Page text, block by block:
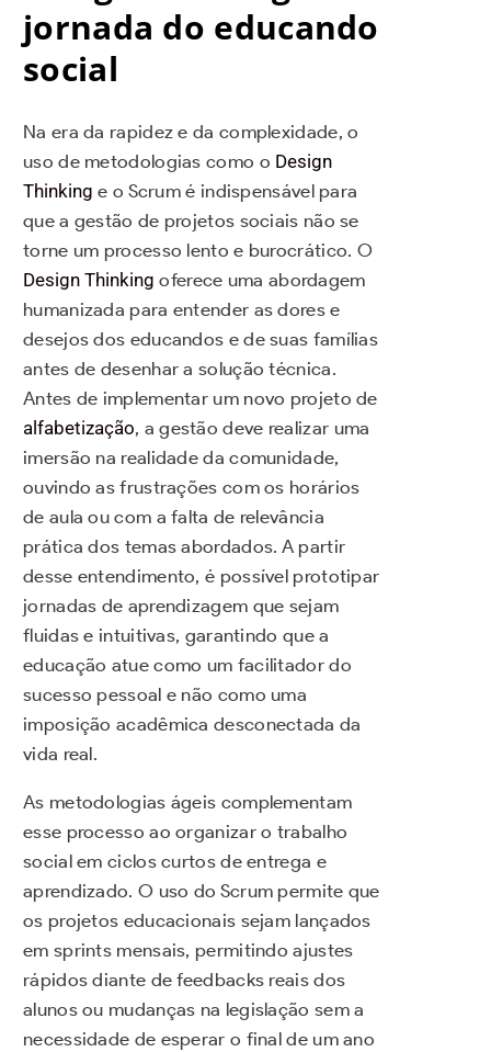
jornada do educando
social
Na era da rapidez e da complexidade, o
uso de metodologias como o Design
Thinking e o Scrum é indispensável para
que a gestão de projetos sociais não se
torne um processo lento e burocrático. O
Design Thinking oferece uma abordagem
humanizada para entender as dores e
desejos dos educandos e de suas famílias
antes de desenhar a solução técnica.
Antes de implementar um novo projeto de
alfabetização, a gestão deve realizar uma
imersão na realidade da comunidade,
ouvindo as frustrações com os horários
de aula ou com a falta de relevância
prática dos temas abordados. A partir
desse entendimento, é possível prototipar
jornadas de aprendizagem que sejam
fluidas e intuitivas, garantindo que a
educação atue como um facilitador do
sucesso pessoal e não como uma
imposição acadêmica desconectada da
vida real.
As metodologias ágeis complementam
esse processo ao organizar o trabalho
social em ciclos curtos de entrega e
aprendizado. O uso do Scrum permite que
os projetos educacionais sejam lançados
em sprints mensais, permitindo ajustes
rápidos diante de feedbacks reais dos
alunos ou mudanças na legislação sem a
necessidade de esperar o final de um ano